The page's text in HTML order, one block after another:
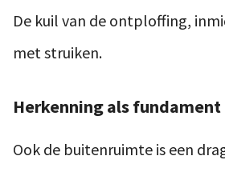
De kuil van de ontploffing,
met struiken.
Herkenning als fundament
Ook de buitenruimte is een